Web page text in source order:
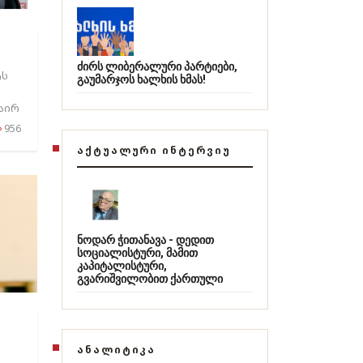
956
ძირს ლიბერალური პარტიები,
გაუმარჯოს ხალხის ხმას!
ᲐᲥᲢᲣᲐᲚᲣᲠᲘ ᲘᲜᲢᲔᲠᲕᲘᲣ
ნოდარ ჭითანავა - დედით
სოციალისტური, მამით
კაპიტალისტური,
გვარიშვილობით ქართული
ᲐᲜᲐᲚᲘᲢᲘᲙᲐ